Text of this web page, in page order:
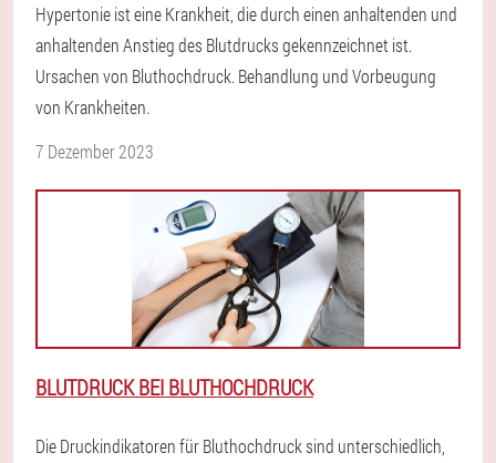
Hypertonie ist eine Krankheit, die durch einen anhaltenden und
anhaltenden Anstieg des Blutdrucks gekennzeichnet ist.
Ursachen von Bluthochdruck. Behandlung und Vorbeugung
von Krankheiten.
7 Dezember 2023
BLUTDRUCK BEI BLUTHOCHDRUCK
Die Druckindikatoren für Bluthochdruck sind unterschiedlich,